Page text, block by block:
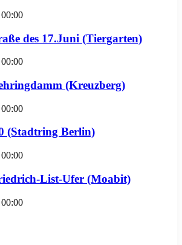
des 17.Juni (Tiergarten)
(Kreuzberg)
(Stadtring Berlin)
List-Ufer (Moabit)